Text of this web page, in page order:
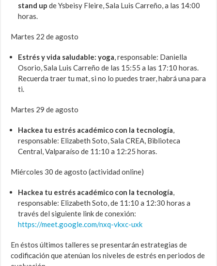
stand up de Ysbeisy Fleire, Sala Luis Carreño, a las 14:00
horas.
Martes 22 de agosto
Estrés y vida saludable: yoga, responsable: Daniella
Osorio, Sala Luis Carreño de las 15:55 a las 17:10 horas.
Recuerda traer tu mat, si no lo puedes traer, habrá una para
ti.
Martes 29 de agosto
Hackea tu estrés académico con la tecnología,
responsable: Elizabeth Soto, Sala CREA, Biblioteca
Central, Valparaíso de 11:10 a 12:25 horas.
Miércoles 30 de agosto (actividad online)
Hackea tu estrés académico con la tecnología,
responsable: Elizabeth Soto, de 11:10 a 12:30 horas a
través del siguiente link de conexión:
https://meet.google.com/nxq-vkxc-uxk
En éstos últimos talleres se presentarán estrategias de
codificación que atenúan los niveles de estrés en periodos de